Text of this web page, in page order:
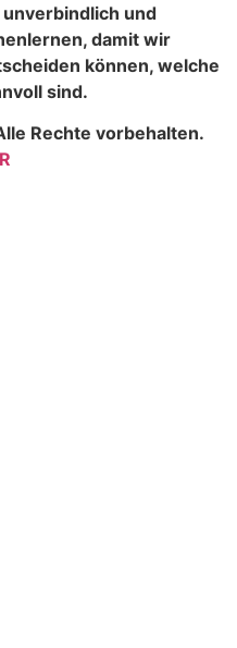
und
damit wir
können, welche
sind.
Rechte vorbehalten.